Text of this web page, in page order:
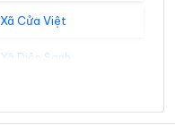
Xã Cửa Việt
Xã Diên Sanh